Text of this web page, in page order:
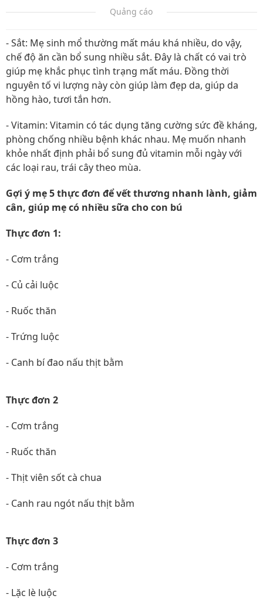
Quảng cáo
- Sắt: Mẹ sinh mổ thường mất máu khá nhiều, do vậy,
chế độ ăn cần bổ sung nhiều sắt. Đây là chất có vai trò
giúp mẹ khắc phục tình trạng mất máu. Đồng thời
nguyên tố vi lượng này còn giúp làm đẹp da, giúp da
hồng hào, tươi tắn hơn.
- Vitamin: Vitamin có tác dụng tăng cường sức đề kháng,
phòng chống nhiều bệnh khác nhau. Mẹ muốn nhanh
khỏe nhất định phải bổ sung đủ vitamin mỗi ngày với
các loại rau, trái cây theo mùa.
Gợi ý mẹ 5 thực đơn để vết thương nhanh lành, giảm
cân, giúp mẹ có nhiều sữa cho con bú
Thực đơn 1:
- Cơm trắng
- Củ cải luộc
- Ruốc thăn
- Trứng luộc
- Canh bí đao nấu thịt bằm
Thực đơn 2
- Cơm trắng
- Ruốc thăn
- Thịt viên sốt cà chua
- Canh rau ngót nấu thịt bằm
Thực đơn 3
- Cơm trắng
- Lặc lè luộc